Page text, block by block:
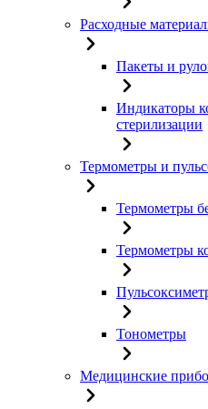
Расходные
Пакеты и
Индикаторы
стерилизации
Термометры и
Термометры
Термометры
Тонометры
Медицинские